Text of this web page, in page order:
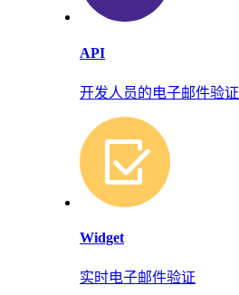
API
开发人员的电子邮件验证
Widget
实时电子邮件验证